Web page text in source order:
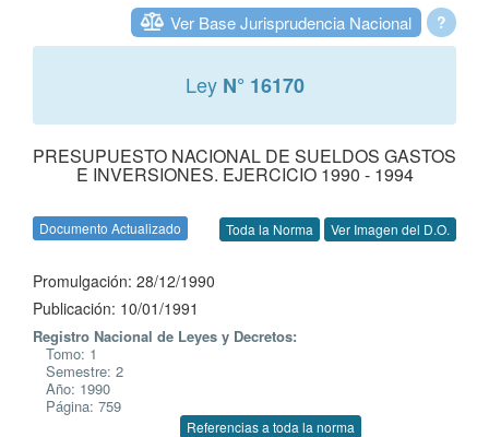
?
Ver Base Jurisprudencia Nacional
Ley N° 16170
PRESUPUESTO NACIONAL DE SUELDOS GASTOS
E INVERSIONES. EJERCICIO 1990 - 1994
Documento Actualizado Toda la Norma Ver Imagen del D.O.
Promulgación: 28/12/1990
Publicación: 10/01/1991
Registro Nacional de Leyes y Decretos:
Tomo: 1
Semestre: 2
Año: 1990
Página: 759
Referencias a toda la norma